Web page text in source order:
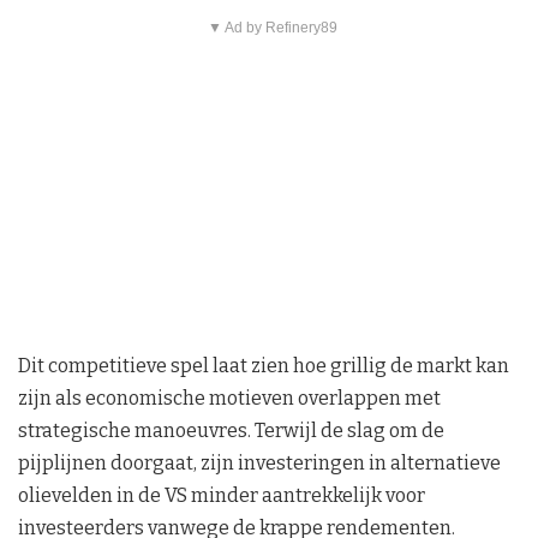
▼ Ad by Refinery89
Dit competitieve spel laat zien hoe grillig de markt kan
zijn als economische motieven overlappen met
strategische manoeuvres. Terwijl de slag om de
pijplijnen doorgaat, zijn investeringen in alternatieve
olievelden in de VS minder aantrekkelijk voor
investeerders vanwege de krappe rendementen.